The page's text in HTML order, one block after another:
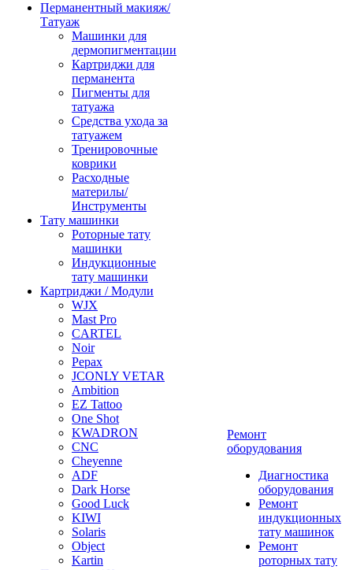
Перманентный макияж/
Татуаж
Машинки для
дермопигментации
Картриджи для
перманента
Пигменты для
татуажа
Средства ухода за
татуажем
Тренировочные
коврики
Расходные
материлы/
Инструменты
Тату машинки
Роторные тату
машинки
Индукционные
тату машинки
Картриджи / Модули
WJX
Mast Pro
CARTEL
Noir
Pepax
JCONLY VETAR
Ambition
EZ Tattoo
One Shot
KWADRON
CNC
Cheyenne
ADF
Dark Horse
Good Luck
KIWI
Solaris
Object
Kartin
Ремонт
оборудования
Диагностика
оборудования
Ремонт
индукционных
тату машинок
Ремонт
роторных тату